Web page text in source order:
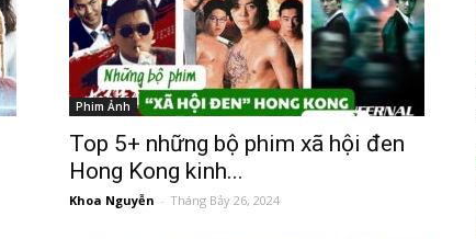
Phim Ảnh
Top 5+ những bộ phim xã hội đen
Hong Kong kinh...
Khoa Nguyễn - Tháng Bảy 26, 2024